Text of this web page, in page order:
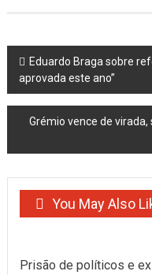
Post
navigation
Eduardo Braga sobre
aprovada este ano”
Grémio vence de
You May Also
Prisão de políticos e